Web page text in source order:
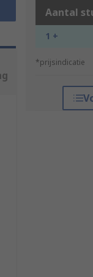
Aantal
1 +
*prijsindicatie